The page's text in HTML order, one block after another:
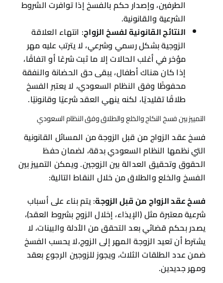
الطرفين، وإصدار حكم بالفسخ إذا توافرت الشروط
الشرعية والقانونية.
النتائج القانونية لفسخ الزواج: انتهاء العلاقة
الزوجية بشكل رسمي وشرعي، لا يترتب عليه مهر
مؤخر في أغلب الحالات إلا ما ثبت شرعًا أو اتفاقًا،
إذا كان هناك أطفال، يبقى حق الحضانة والنفقة
محفوظًا وفق النظام السعودي، لا يعتبر الفسخ
طلاقًا تقليديًا، لكنه ينهي العقد شرعيًا وقانونيًا.
التمييز بين فسخ النكاح والخلع والطلاق وفق النظام السعودي
فسخ عقد الزواج من قبل الزوجة من المسائل القانونية
التي نظمها النظام السعودي بدقة، لضمان حفظ
الحقوق وتحقيق العدالة بين الزوجين. ويمكن التمييز بين
الفسخ والخلع والطلاق من خلال النقاط التالية:
فسخ عقد الزواج من قبل الزوجة: يتم بناء على أسباب
شرعية معتبرة مثل (الإيذاء، إخلال الزوج بشروط العقد)،
يصدر بحكم قضائي بعد التحقق من الأدلة والبينات، لا
يشترط أن تعيد الزوجة المهر إلى الزوج،لا يحسب الفسخ
ضمن عدد الطلقات الثلاث، ويجوز للزوجين الرجوع بعقد
ومهر جديدين.